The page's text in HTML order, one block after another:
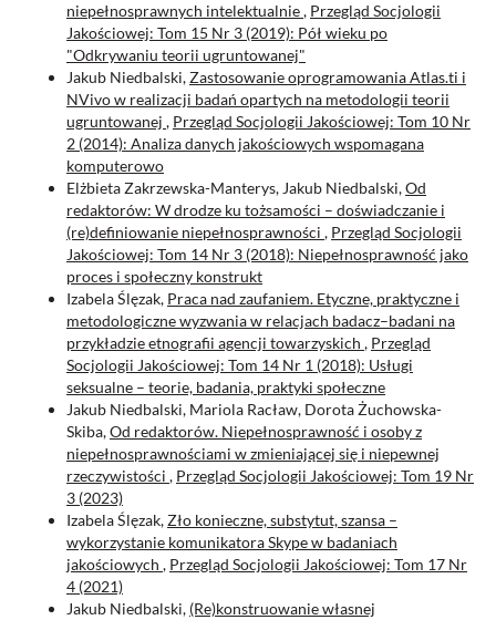
niepełnosprawnych intelektualnie, Przegląd Socjologii
Jakościowej: Tom 15 Nr 3 (2019): Pół wieku po
"Odkrywaniu teorii ugruntowanej"
Jakub Niedbalski,Zastosowanie oprogramowania Atlas.ti i
NVivo w realizacji badań opartych na metodologii teorii
ugruntowanej , Przegląd Socjologii Jakościowej: Tom 10 Nr
2 (2014): Analiza danych jakościowych wspomagana
komputerowo
Elżbieta Zakrzewska-Manterys, Jakub Niedbalski,Od
redaktorów: W drodze ku tożsamości – doświadczanie i
(re)definiowanie niepełnosprawności , Przegląd Socjologii
Jakościowej: Tom 14 Nr 3 (2018): Niepełnosprawność jako
proces i społeczny konstrukt
Izabela Ślęzak, Praca nad zaufaniem. Etyczne, praktyczne i
metodologiczne wyzwania w relacjach badacz–badani na
przykładzie etnografii agencji towarzyskich , Przegląd
Socjologii Jakościowej: Tom 14 Nr 1 (2018): Usługi
seksualne – teorie, badania, praktyki społeczne
Jakub Niedbalski, Mariola Racław, Dorota Żuchowska-
Skiba,Od redaktorów. Niepełnosprawność i osoby z
niepełnosprawnościami w zmieniającej się i niepewnej
rzeczywistości , Przegląd Socjologii Jakościowej: Tom 19 Nr
3 (2023)
Izabela Ślęzak,Zło konieczne, substytut, szansa –
wykorzystanie komunikatora Skype w badaniach
jakościowych , Przegląd Socjologii Jakościowej: Tom 17 Nr
4 (2021)
Jakub Niedbalski, (Re)konstruowanie własnej